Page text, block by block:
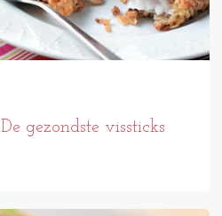
De gezondste vissticks